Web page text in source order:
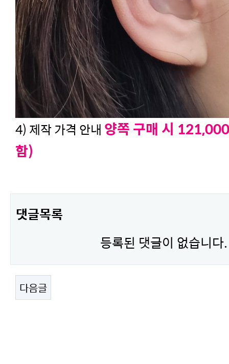
4) 제작 가격 안내 양쪽 구매 시
함)
댓글목록
등록된 댓글이 없습니다.
다음글